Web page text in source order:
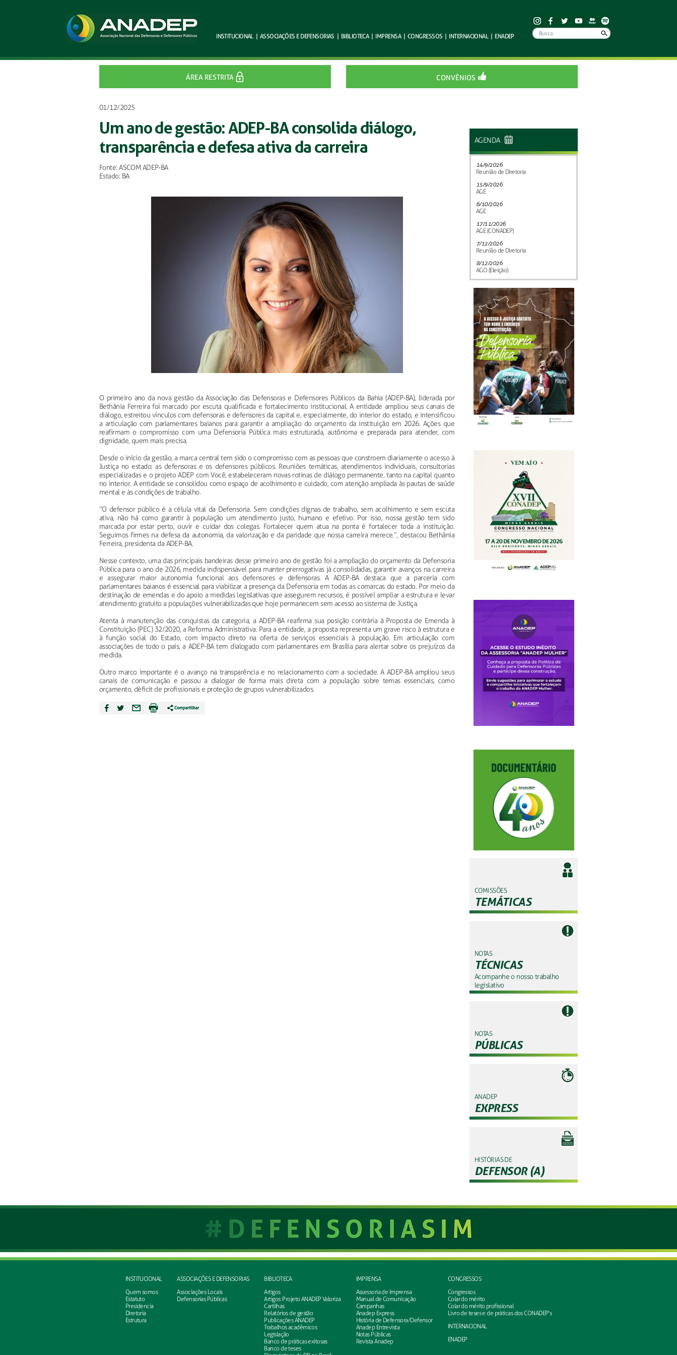
INSTITUCIONAL | ASSOCIAÇÕES EDEFENSORIAS | BIBLIOTECA | IMPRENSA | CONGRESSOS | INTERNACIONAL | ENADEP
ÁREA RESTRITA CONVÊNIOS
01/12/2025
Um ano de gestão: ADEP-BA consolida diálogo,
transparência e defesa ativa da carreira
Fonte: ASCOM ADEP-BA
Estado: BA
O primeiro ano da nova gestão da Associação das Defensoras e Defensores Públicos da Bahia (ADEP-BA), liderada por
Bethânia Ferreira foi marcado por escuta qualificada e fortalecimento institucional. A entidade ampliou seus canais de
diálogo, estreitou vínculos com defensoras e defensores da capital e, especialmente, do interior do estado, e intensificou
a articulação com parlamentares baianos para garantir a ampliação do orçamento da instituição em 2026. Ações que
reafirmam o compromisso com uma Defensoria Pública mais estruturada, autônoma e preparada para atender, com
dignidade, quem mais precisa.
Desde o início da gestão, a marca central tem sido o compromisso com as pessoas que constroem diariamente o acesso à
Justiça no estado: as defensoras e os defensores públicos. Reuniões temáticas, atendimentos individuais, consultorias
especializadas e o projeto ADEP com Você, estabeleceram novas rotinas de diálogo permanente, tanto na capital quanto
no interior. A entidade se consolidou como espaço de acolhimento e cuidado, com atenção ampliada às pautas de saúde
mental e às condições de trabalho.
“O defensor público é a célula vital da Defensoria. Sem condições dignas de trabalho, sem acolhimento e sem escuta
ativa, não há como garantir à população um atendimento justo, humano e efetivo. Por isso, nossa gestão tem sido
marcada por estar perto, ouvir e cuidar dos colegas. Fortalecer quem atua na ponta é fortalecer toda a instituição.
Seguimos firmes na defesa da autonomia, da valorização e da paridade que nossa carreira merece.”, destacou Bethânia
Ferreira, presidenta da ADEP-BA.
Nesse contexto, uma das principais bandeiras desse primeiro ano de gestão foi a ampliação do orçamento da Defensoria
Pública para o ano de 2026, medida indispensável para manter prerrogativas já consolidadas, garantir avanços na carreira
e assegurar maior autonomia funcional aos defensores e defensoras. A ADEP-BA destaca que a parceria com
parlamentares baianos é essencial para viabilizar a presença da Defensoria em todas as comarcas do estado. Por meio da
destinação de emendas e do apoio a medidas legislativas que assegurem recursos, é possível ampliar a estrutura e levar
atendimento gratuito a populações vulnerabilizadas que hoje permanecem sem acesso ao sistema de Justiça.
Atenta à manutenção das conquistas da categoria, a ADEP-BA reafirma sua posição contrária à Proposta de Emenda à
Constituição (PEC) 32/2020, a Reforma Administrativa. Para a entidade, a proposta representa um grave risco à estrutura e
à função social do Estado, com impacto direto na oferta de serviços essenciais à população. Em articulação com
associações de todo o país, a ADEP-BA tem dialogado com parlamentares em Brasília para alertar sobre os prejuízos da
medida.
Outro marco importante é o avanço na transparência e no relacionamento com a sociedade. A ADEP-BA ampliou seus
canais de comunicação e passou a dialogar de forma mais direta com a população sobre temas essenciais, como
orçamento, déficit de profissionais e proteção de grupos vulnerabilizados.
AGENDA
14/9/2026
Reunião de Diretoria
15/9/2026
AGE
6/10/2026
AGE
17/11/2026
AGE (CONADEP)
7/12/2026
Reunião de Diretoria
8/12/2026
AGO (Eleição)
COMISSÕES
TEMÁTICAS
NOTAS
TÉCNICAS
Acompanhe o nosso trabalho
legislativo
NOTAS
PÚBLICAS
ANADEP
EXPRESS
HISTÓRIAS DE
DEFENSOR (A)
INSTITUCIONAL
Quem somos
Estatuto
Presidencia
Diretoria
Estrutura
ASSOCIAÇÕES E DEFENSORIAS
Associações Locais
Defensorias Públicas
BIBLIOTECA
Artigos
Artigos: Projeto ANADEP Valoriza
Cartilhas
Relatórios de gestão
Publicações ANADEP
Trabalhos acadêmicos
Legislação
Banco de práticas exitosas
Banco de teses
IMPRENSA
Assessoria de Imprensa
Manual de Comunicação
Campanhas
Anadep Express
História de Defensora/Defensor
Anadep Entrevista
Notas Públicas
Revista Anadep
CONGRESSOS
Congressos
Colar do mérito
Colar do mérito profissional
Livro de teses e de práticas dos CONADEP's
INTERNACIONAL
ENADEP